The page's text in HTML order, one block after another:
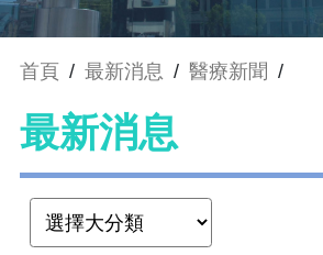
首頁 / 最新消息 / 醫療新聞 /
最新消息